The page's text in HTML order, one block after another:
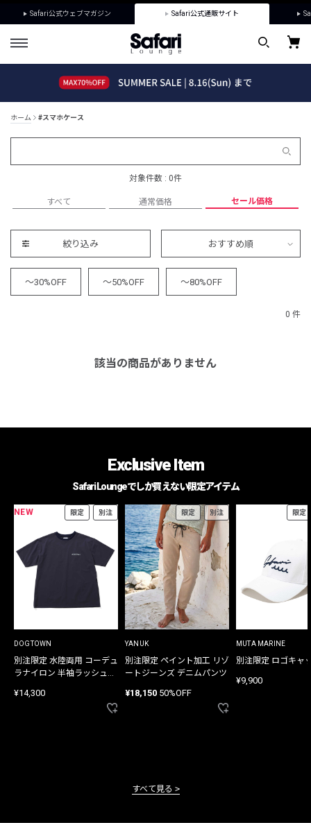
Safari公式ウェブマガジン Safari公式通販サイト
ホーム #スマホケース
対象件数 : 0件
すべて 通常価格 セール価格
絞り込み おすすめ順
～30%OFF ～50%OFF ～80%OFF
0 件
該当の商品がありません
Exclusive Item
Safari Loungeでしか買えない限定アイテム
NEW 限定 別注
DOGTOWN
別注限定 水陸両用 コーデュ
ラナイロン 半袖ラッシュガ
¥14,300
限定 別注
YANUK
別注限定 ペイント加工 リゾ
ートジーンズ デニムパンツ
¥18,150 50%OFF
限定
MUTA MARINE
別注限定 ロゴキャ
¥9,900
すべて見る